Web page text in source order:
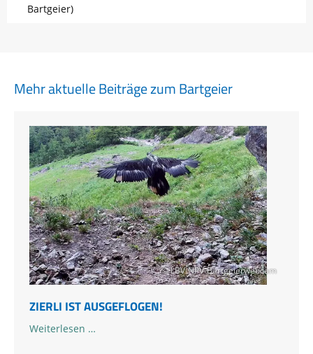
Bartgeier)
Mehr aktuelle Beiträge zum Bartgeier
© LBV-NPV-Bartgeierwebcam
ZIERLI IST AUSGEFLOGEN!
Weiterlesen …Zierli